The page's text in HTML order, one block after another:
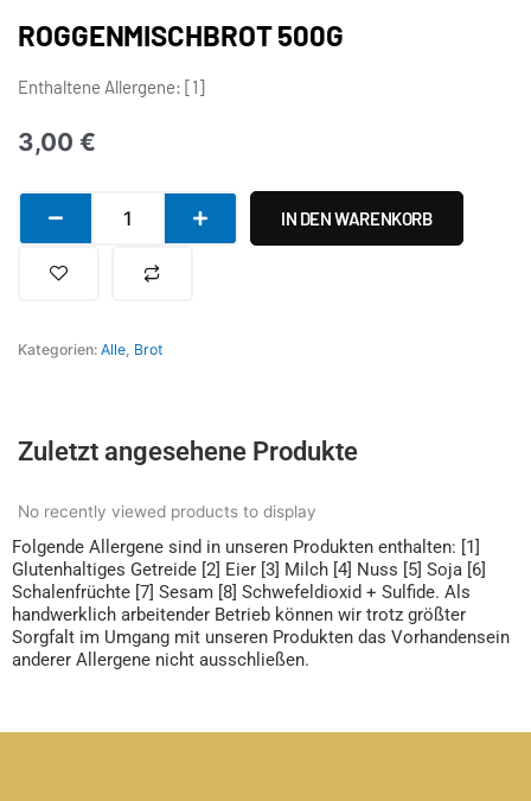
ROGGENMISCHBROT 500G
Enthaltene Allergene: [1]
3,00 €
500g
IN DEN WARENKORB
Kategorien: Alle, Brot
Zuletzt angesehene Produkte
No recently viewed products to display
Folgende Allergene sind in unseren Produkten enthalten: [1]
Glutenhaltiges Getreide [2] Eier [3] Milch [4] Nuss [5] Soja [6]
Schalenfrüchte [7] Sesam [8] Schwefeldioxid + Sulfide. Als
handwerklich arbeitender Betrieb können wir trotz größter
Sorgfalt im Umgang mit unseren Produkten das Vorhandensein
anderer Allergene nicht ausschließen.